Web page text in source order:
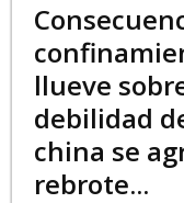
llueve
debilidad
china se
rebrote...